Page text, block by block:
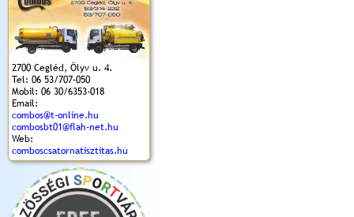
2700 Cegléd, Ölyv u. 4.
Tel: 06 53/707-050
Mobil: 06 30/6353-018
Email:
combos@t-online.hu
combosbt01@flah-net.hu
Web:
comboscsatornatisztitas.hu